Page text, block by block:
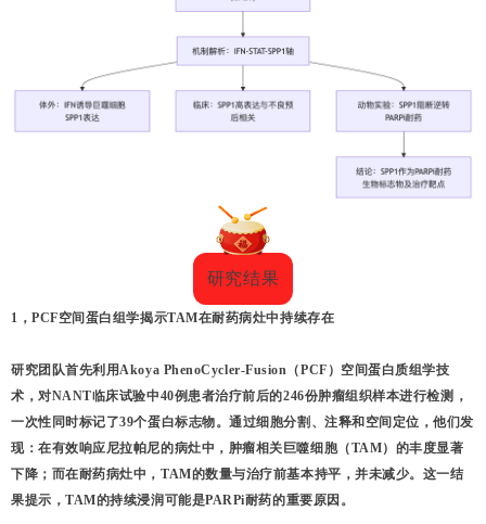
研究结果
1，PCF空间蛋白组学揭示TAM在耐药病灶中持续存在
研究团队首先利用Akoya PhenoCycler-Fusion（PCF）空间蛋白质组学技
术 ，对NANT临床试验中40例患者治疗前后的246份肿瘤组织样本进行检测，
一次性同时标记了39个蛋白标志物。通过细胞分割、注释和空间定位，他们发
现：在有效响应尼拉帕尼的病灶中， 肿瘤相关巨噬细胞（TAM）的丰度显著
下降 ；而在耐药病灶中，TAM的数量与治疗前基本持平，并未减少。这一结
果提示，TAM的持续浸润可能是PARPi耐药的重要原因。